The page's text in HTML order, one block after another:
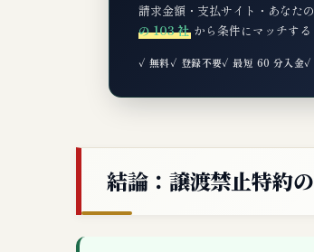
請求金額・支払サイト・あなた
の 103 社 から条件にマッチする
✓ 無料✓ 登録不要✓ 最短 60 分入金✓
結論：譲渡禁止特約